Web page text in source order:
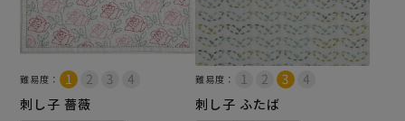
難易度：
刺し子 薔薇
難易度：
刺し子 ふたば